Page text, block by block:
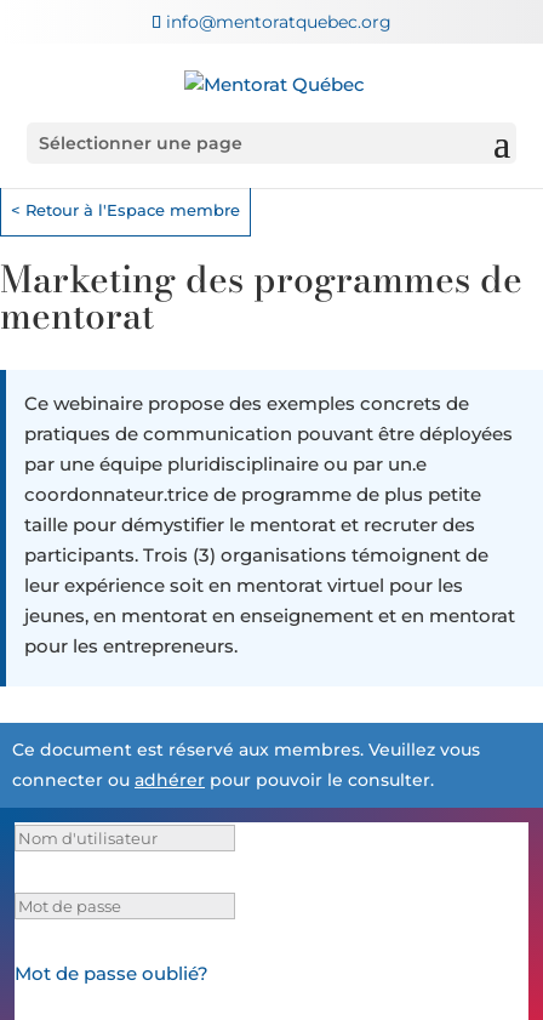
info@mentoratquebec.org
Sélectionner une page
< Retour à l'Espace membre
Marketing des programmes de
mentorat
Ce webinaire propose des exemples concrets de
pratiques de communication pouvant être déployées
par une équipe pluridisciplinaire ou par un.e
coordonnateur.trice de programme de plus petite
taille pour démystifier le mentorat et recruter des
participants. Trois (3) organisations témoignent de
leur expérience soit en mentorat virtuel pour les
jeunes, en mentorat en enseignement et en mentorat
pour les entrepreneurs.
Ce document est réservé aux membres. Veuillez vous
connecter ou adhérer pour pouvoir le consulter.
Mot de passe oublié?